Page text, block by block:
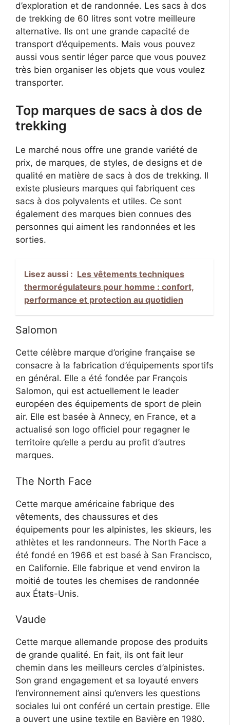
d’exploration et de randonnée. Les sacs à dos
de trekking de 60 litres sont votre meilleure
alternative. Ils ont une grande capacité de
transport d’équipements. Mais vous pouvez
aussi vous sentir léger parce que vous pouvez
très bien organiser les objets que vous voulez
transporter.
Top marques de sacs à dos de
trekking
Le marché nous offre une grande variété de
prix, de marques, de styles, de designs et de
qualité en matière de sacs à dos de trekking. Il
existe plusieurs marques qui fabriquent ces
sacs à dos polyvalents et utiles. Ce sont
également des marques bien connues des
personnes qui aiment les randonnées et les
sorties.
Lisez aussi : Les vêtements techniques
thermorégulateurs pour homme : confort,
performance et protection au quotidien
Salomon
Cette célèbre marque d’origine française se
consacre à la fabrication d’équipements sportifs
en général. Elle a été fondée par François
Salomon, qui est actuellement le leader
européen des équipements de sport de plein
air. Elle est basée à Annecy, en France, et a
actualisé son logo officiel pour regagner le
territoire qu’elle a perdu au profit d’autres
marques.
The North Face
Cette marque américaine fabrique des
vêtements, des chaussures et des
équipements pour les alpinistes, les skieurs, les
athlètes et les randonneurs. The North Face a
été fondé en 1966 et est basé à San Francisco,
en Californie. Elle fabrique et vend environ la
moitié de toutes les chemises de randonnée
aux États-Unis.
Vaude
Cette marque allemande propose des produits
de grande qualité. En fait, ils ont fait leur
chemin dans les meilleurs cercles d’alpinistes.
Son grand engagement et sa loyauté envers
l’environnement ainsi qu’envers les questions
sociales lui ont conféré un certain prestige. Elle
a ouvert une usine textile en Bavière en 1980.